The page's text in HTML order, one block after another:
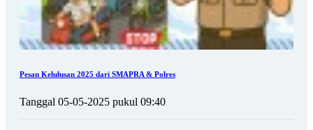
Pesan Kelulusan 2025 dari SMAPRA & Polres
Tanggal 05-05-2025 pukul 09:40